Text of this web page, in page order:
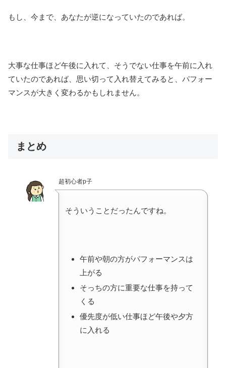
もし、今まで、あなたが逆になっていたのであれば。
大事な仕事ほど午後に入れて、そうでない仕事を午前に入れ
ていたのであれば、思い切って入れ替えてみると、パフォー
マンスが大きく変わるかもしれません。
まとめ
超初心者p子
そういうことだったんですね。
午前や朝の方がパフォーマンスは
上がる
そっちの方に重要な仕事を持って
くる
優先度が低い仕事ほど午後や夕方
に入れる